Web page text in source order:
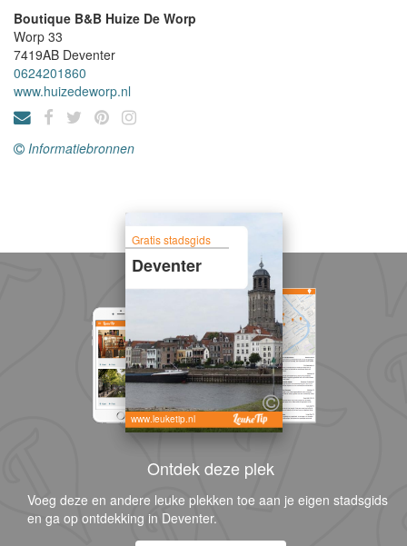
Boutique B&B Huize De Worp
Worp 33
7419AB Deventer
0624201860
www.huizedeworp.nl
Informatiebronnen
Gratis stadsgids
Deventer
www.leuketip.nl
Ontdek deze plek
Voeg deze en andere leuke plekken toe aan je eigen stadsgids
en ga op ontdekking in Deventer.